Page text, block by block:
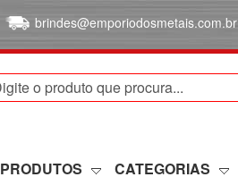
brindes@emporiodosmetais.com.br
PRODUTOS CATEGORIAS